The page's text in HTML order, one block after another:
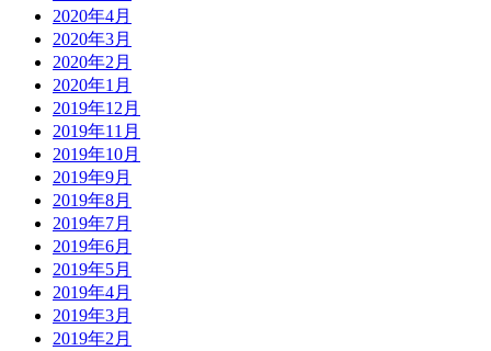
2020年4月
2020年3月
2020年2月
2020年1月
2019年12月
2019年11月
2019年10月
2019年9月
2019年8月
2019年7月
2019年6月
2019年5月
2019年4月
2019年3月
2019年2月